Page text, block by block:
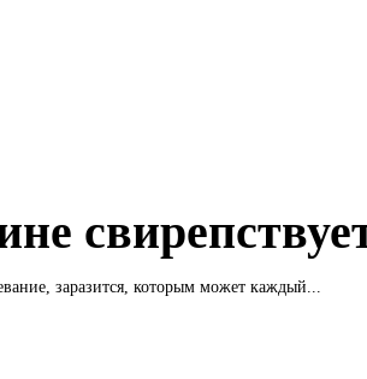
заразится, которым может каждый...